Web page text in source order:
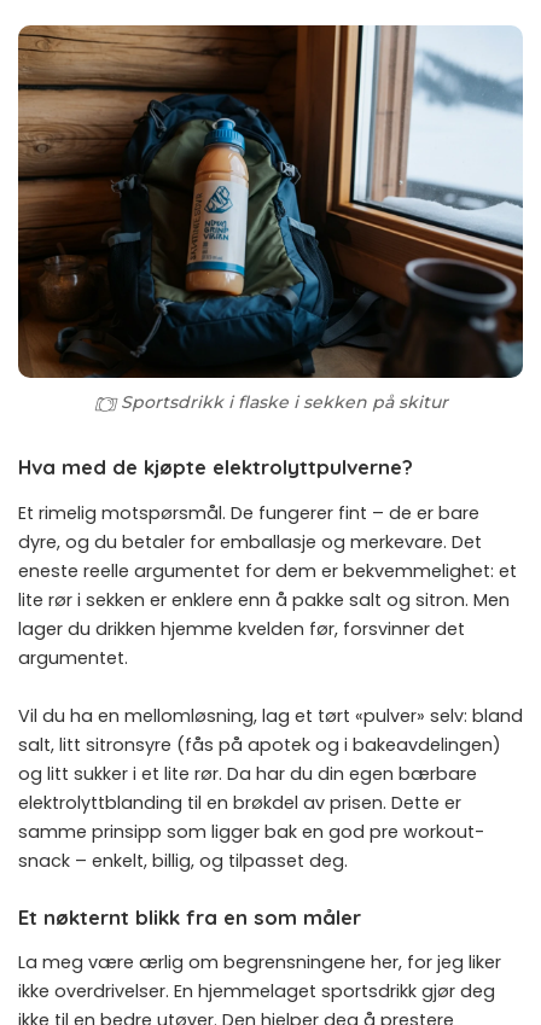
Sportsdrikk i flaske i sekken på skitur
Hva med de kjøpte elektrolyttpulverne?
Et rimelig motspørsmål. De fungerer fint – de er bare
dyre, og du betaler for emballasje og merkevare. Det
eneste reelle argumentet for dem er bekvemmelighet: et
lite rør i sekken er enklere enn å pakke salt og sitron. Men
lager du drikken hjemme kvelden før, forsvinner det
argumentet.
Vil du ha en mellomløsning, lag et tørt «pulver» selv: bland
salt, litt sitronsyre (fås på apotek og i bakeavdelingen)
og litt sukker i et lite rør. Da har du din egen bærbare
elektrolyttblanding til en brøkdel av prisen. Dette er
samme prinsipp som ligger bak en god pre workout-
snack – enkelt, billig, og tilpasset deg.
Et nøkternt blikk fra en som måler
La meg være ærlig om begrensningene her, for jeg liker
ikke overdrivelser. En hjemmelaget sportsdrikk gjør deg